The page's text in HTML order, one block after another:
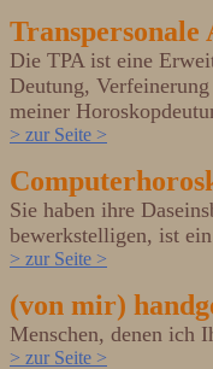
Die TPA ist eine
Deutung,
meiner
> zur Seite >
Sie haben ihre
bewerkstelligen, ist
> zur Seite >
(von mir)
Menschen, denen ich
> zur Seite >